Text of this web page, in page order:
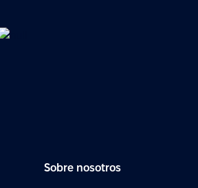
Sobre nosotros